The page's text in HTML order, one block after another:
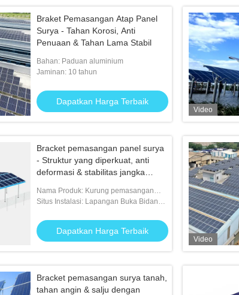
Braket Pemasangan Atap Panel
Surya - Tahan Korosi, Anti
Penuaan & Tahan Lama Stabil
Bahan: Paduan aluminium
Jaminan: 10 tahun
Dapatkan Harga Terbaik
Video
Bracket pemasangan panel surya
- Struktur yang diperkuat, anti
deformasi & stabilitas jangka
Nama Produk: Kurung pemasangan
panel surya
Situs Instalasi: Lapangan Buka Bidang /
Dapatkan Harga Terbaik
Video
Bracket pemasangan surya tanah,
tahan angin & salju dengan